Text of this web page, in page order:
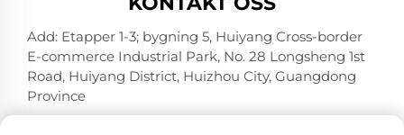
Add: Etapper 1-3; bygning 5, Huiyang Cross-border
E-commerce Industrial Park, No. 28 Longsheng 1st
Road, Huiyang District, Huizhou City, Guangdong
Province